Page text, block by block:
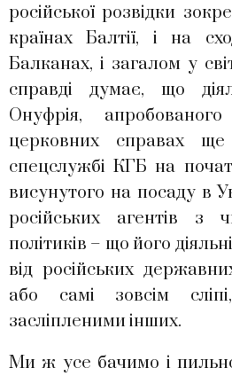
російської розвідки
країнах Балтії, і на
Балканах, і загалом у
справді думає, що
Онуфрія,
церковних справах ще
спецслужбі КГБ на
висунутого на посаду в
російських агентів з
політиків – що його
від російських
або самі зовсім
засліпленими інших.
Ми ж усе бачимо і